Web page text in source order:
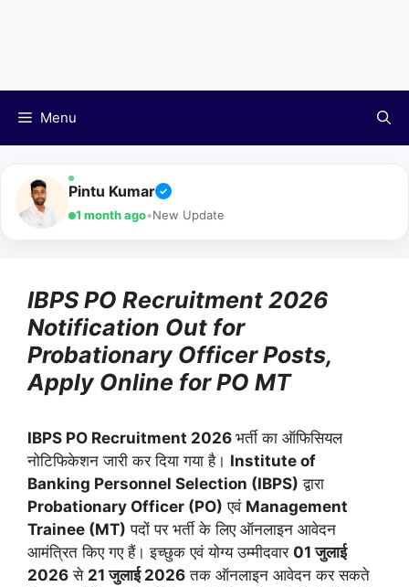
Menu
Pintu Kumar ✓
1 month ago•New Update
IBPS PO Recruitment 2026
Notification Out for
Probationary Officer Posts,
Apply Online for PO MT
IBPS PO Recruitment 2026 भर्ती का ऑफिसियल
नोटिफिकेशन जारी कर दिया गया है। Institute of
Banking Personnel Selection (IBPS) द्वारा
Probationary Officer (PO) एवं Management
Trainee (MT) पदों पर भर्ती के लिए ऑनलाइन आवेदन
आमंत्रित किए गए हैं। इच्छुक एवं योग्य उम्मीदवार 01 जुलाई
2026 से 21 जुलाई 2026 तक ऑनलाइन आवेदन कर सकते